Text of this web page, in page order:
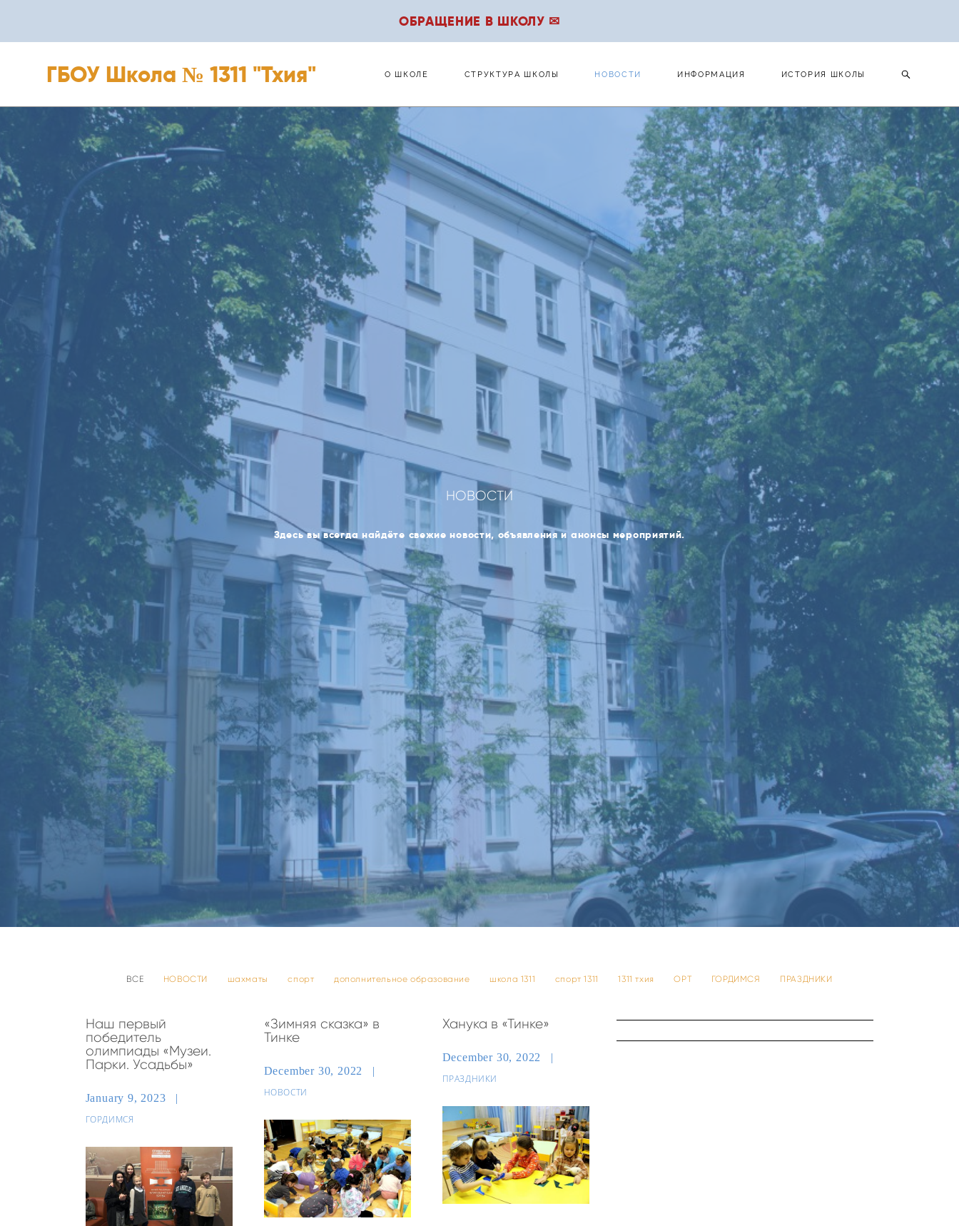
ОБРАЩЕНИЕ В ШКОЛУ ✉
ГБОУ Школа № 1311 "Тхия" О ШКОЛЕ СТРУКТУРА ШКОЛЫ НОВОСТИ ИНФОРМАЦИЯ ИСТОРИЯ ШКОЛЫ
НОВОСТИ
Здесь вы всегда найдёте свежие новости, объявления и анонсы мероприятий.
ВСЕ НОВОСТИ шахматы спорт дополнительное образование школа 1311 спорт 1311 1311 тхия ОРТ ГОРДИМСЯ ПРАЗДНИКИ
Наш первый
победитель
олимпиады «Музеи.
Парки. Усадьбы»
January 9, 2023
ГОРДИМСЯ
«Зимняя сказка» в
Тинке
December 30, 2022
НОВОСТИ
Ханука в «Тинке»
December 30, 2022
ПРАЗДНИКИ